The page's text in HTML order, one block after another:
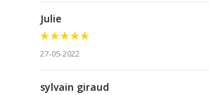
Julie
27-05-2022
sylvain giraud